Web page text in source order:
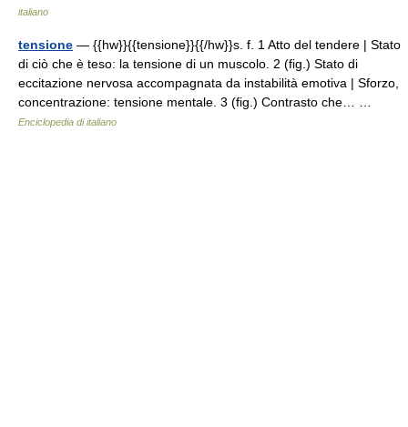
italiano
tensione — {{hw}}{{tensione}}{{/hw}}s. f. 1 Atto del tendere | Stato
di ciò che è teso: la tensione di un muscolo. 2 (fig.) Stato di
eccitazione nervosa accompagnata da instabilità emotiva | Sforzo,
concentrazione: tensione mentale. 3 (fig.) Contrasto che… …
Enciclopedia di italiano